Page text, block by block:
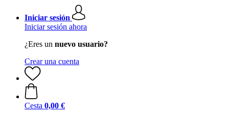
Iniciar sesión
Iniciar sesión ahora
¿Eres un nuevo usuario?
Crear una cuenta
Cesta 0,00 €